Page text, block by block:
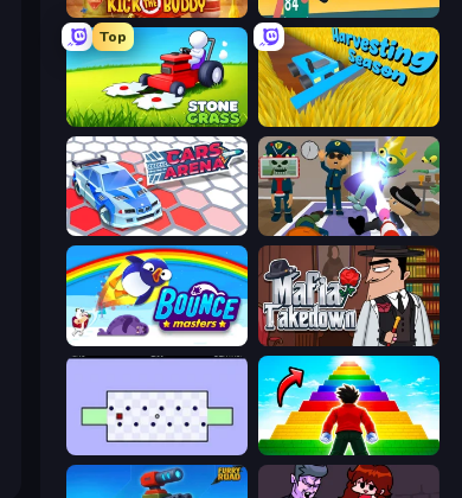
Kick the Buddy Basketball Orbit
Top
Stone Grass: Mowing Simulator Harvesting Season
Cars Arena Find The Alien
Bouncemasters Mafia Takedown
Obby Highest Jump Ever